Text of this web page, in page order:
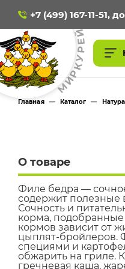
+7 (499) 167-11-51,
МИ
Р
К
У
Р
Е
Й
Главная — Каталог —
О товаре
Филе бедра —
содержит полезные
Сочность и
корма, подобранные
кормов зависит от
цыплят-бройлеров.
специями и
обжарить на гриле.
гречневая каша,